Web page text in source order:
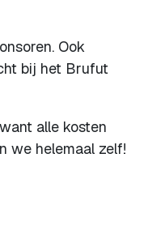
Ook
bij het Brufut
alle kosten
we helemaal zelf!